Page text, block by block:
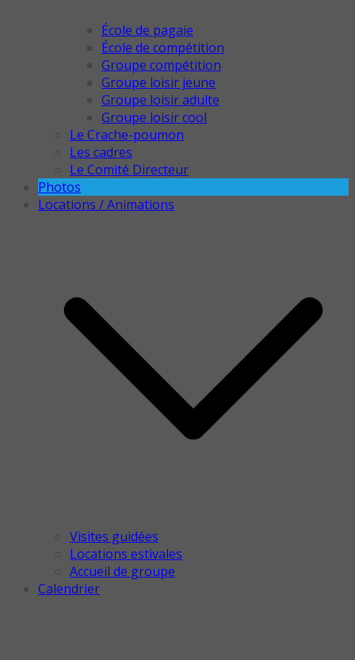
École de pagaie
École de compétition
Groupe compétition
Groupe loisir jeune
Groupe loisir adulte
Groupe loisir cool
Le Crache-poumon
Les cadres
Le Comité Directeur
Photos
Locations / Animations
Visites guidées
Locations estivales
Accueil de groupe
Calendrier